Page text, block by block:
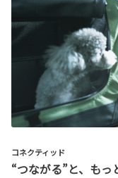
コネクティッド
“つながる”と、もっ